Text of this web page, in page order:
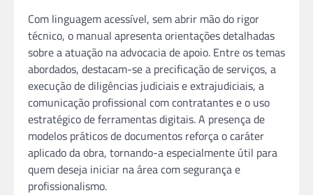
Com linguagem acessível, sem abrir mão do rigor
técnico, o manual apresenta orientações detalhadas
sobre a atuação na advocacia de apoio. Entre os temas
abordados, destacam-se a precificação de serviços, a
execução de diligências judiciais e extrajudiciais, a
comunicação profissional com contratantes e o uso
estratégico de ferramentas digitais. A presença de
modelos práticos de documentos reforça o caráter
aplicado da obra, tornando-a especialmente útil para
quem deseja iniciar na área com segurança e
profissionalismo.